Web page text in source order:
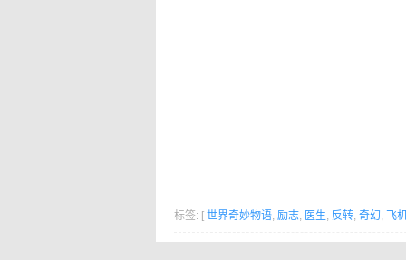
标签: [ 世界奇妙物语, 励志, 医生, 反转, 奇幻, 飞